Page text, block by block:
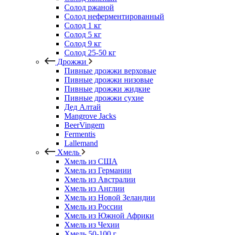
Солод ржаной
Солод неферментированный
Солод 1 кг
Солод 5 кг
Солод 9 кг
Солод 25-50 кг
Дрожжи
Пивные дрожжи верховые
Пивные дрожжи низовые
Пивные дрожжи жидкие
Пивные дрожжи сухие
Дед Алтай
Mangrove Jacks
BeerVingem
Fermentis
Lallemand
Хмель
Хмель из США
Хмель из Германии
Хмель из Австралии
Хмель из Англии
Хмель из Новой Зеландии
Хмель из России
Хмель из Южной Африки
Хмель из Чехии